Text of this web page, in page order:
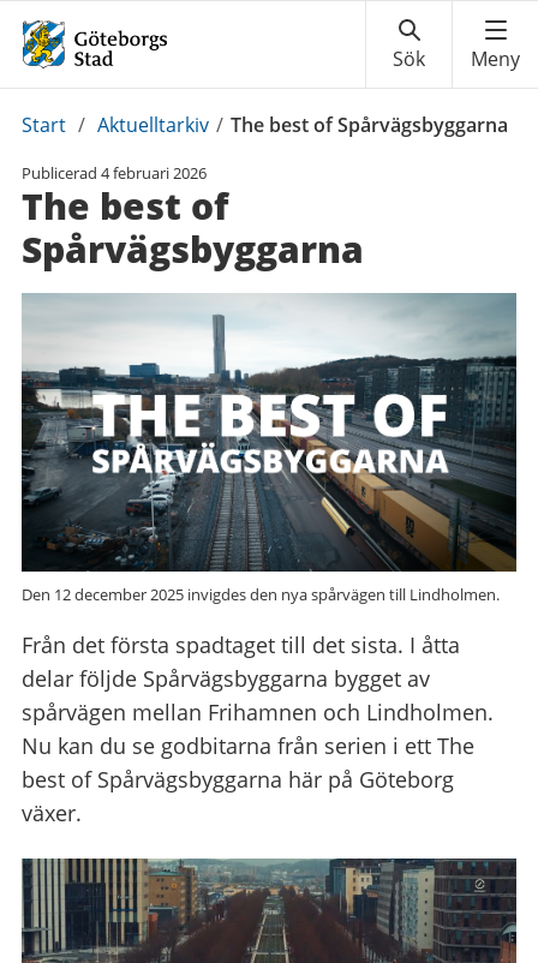
Du
här:
Start / Aktuelltarkiv / The best of Spårvägsbyggarna
Publicerad 4 februari 2026
The best of
Spårvägsbyggarna
Den 12 december 2025 invigdes den nya spårvägen till Lindholmen.
Från det första spadtaget till det sista. I åtta
delar följde Spårvägsbyggarna bygget av
spårvägen mellan Frihamnen och Lindholmen.
Nu kan du se godbitarna från serien i ett The
best of Spårvägsbyggarna här på Göteborg
växer.